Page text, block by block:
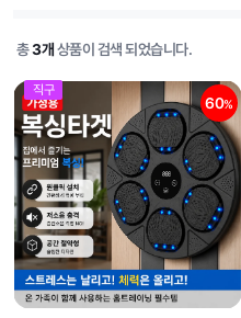
총3개상품이 검색 되었습니다.
직구
60%